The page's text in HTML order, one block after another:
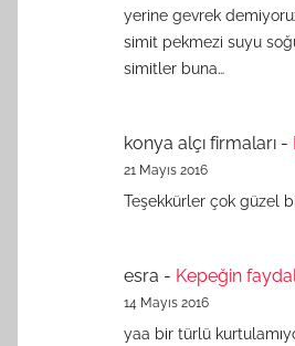
yerine gevrek
simit pekmezi suyu
simitler buna…
konya alçı firmaları -
21 Mayıs 2016
Teşekkürler çok güzel
esra - Kepeğin
14 Mayıs 2016
yaa bir türlü